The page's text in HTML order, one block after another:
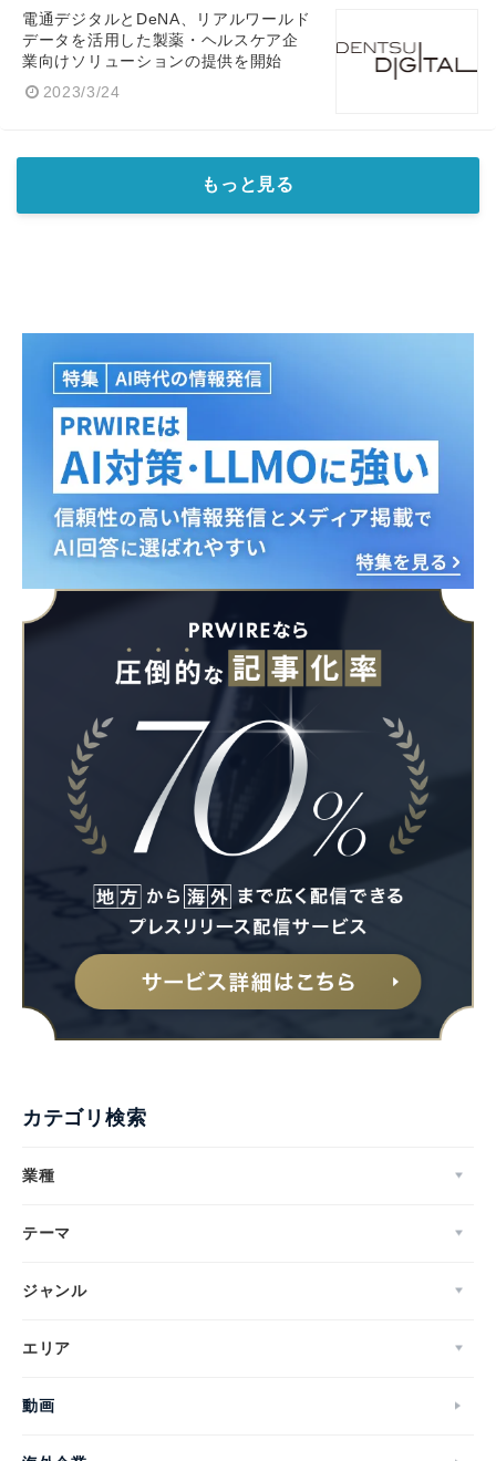
電通デジタルとDeNA、リアルワールド
データを活用した製薬・ヘルスケア企
業向けソリューションの提供を開始
2023/3/24
もっと見る
カテゴリ検索
業種
テーマ
ジャンル
エリア
動画